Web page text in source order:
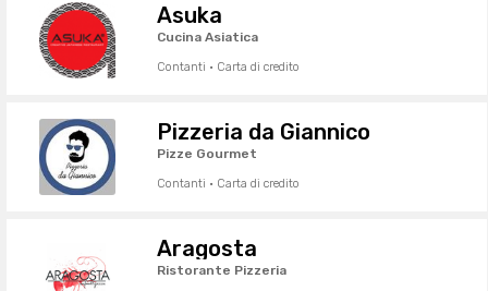
Asuka
Cucina Asiatica
Contanti · Carta di credito
Pizzeria da Giannico
Pizze Gourmet
Contanti · Carta di credito
Aragosta
Ristorante Pizzeria